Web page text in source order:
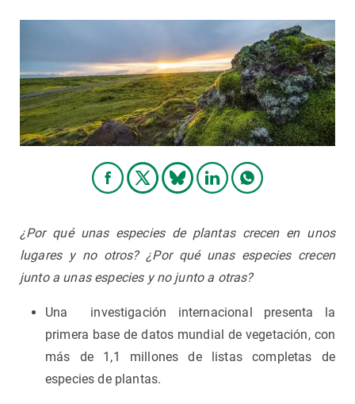
¿Por qué unas especies de plantas crecen en unos
lugares y no otros? ¿Por qué unas especies crecen
junto a unas especies y no junto a otras?
Una investigación internacional presenta la
primera base de datos mundial de vegetación, con
más de 1,1 millones de listas completas de
especies de plantas.